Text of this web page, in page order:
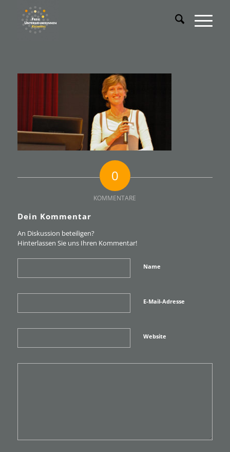
0
KOMMENTARE
Dein Kommentar
An Diskussion beteiligen?
Hinterlassen Sie uns Ihren Kommentar!
Name
E-Mail-Adresse
Website